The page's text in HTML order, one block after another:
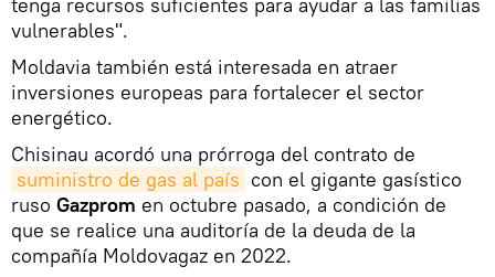
vulnerables".
Moldavia también está interesada en atraer
inversiones europeas para fortalecer el sector
energético.
Chisinau acordó una prórroga del contrato de
suministro de gas al país con el gigante gasístico
ruso Gazprom en octubre pasado, a condición de
que se realice una auditoría de la deuda de la
compañía Moldovagaz en 2022.